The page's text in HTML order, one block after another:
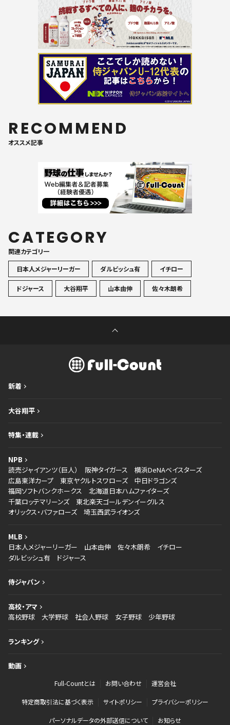
RECOMMEND
オススメ記事
CATEGORY
関連カテゴリ一
日本人メジャーリーガー
ダルビッシュ有 イチロー
ドジャース 大谷翔平 山本由伸 佐々木朗希
新着
大谷翔平
特集・連載
NPB
読売ジャイアンツ（巨人）
阪神タイガース
横浜DeNAベイスターズ
広島東洋カープ
東京ヤクルトスワローズ
中日ドラゴンズ
福岡ソフトバンクホークス
北海道日本ハムファイターズ
千葉ロッテマリーンズ
東北楽天ゴールデンイーグルス
オリックス・バファローズ
埼玉西武ライオンズ
MLB
日本人メジャーリーガー
山本由伸 佐々木朗希
イチロー
ダルビッシュ有
ドジャース
侍ジャパン
高校・アマ
高校野球
大学野球 社会人野球 女子野球 少年野球
ランキング
動画
Full-Countとは お問い合わせ 運営会社
特定商取引法に基づく表示 サイトポリシー プライバシーポリシー
パーソナルデータの外部送信について お知らせ